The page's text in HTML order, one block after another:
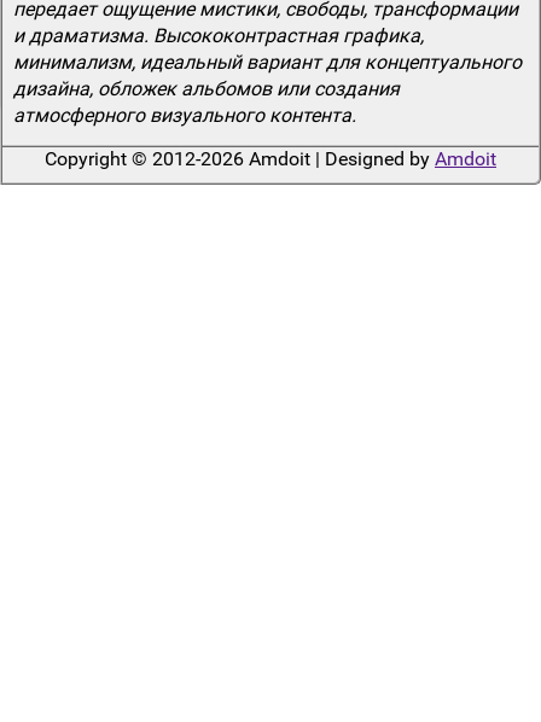
передает ощущение мистики, свободы, трансформации
и драматизма. Высококонтрастная графика,
минимализм, идеальный вариант для концептуального
дизайна, обложек альбомов или создания
атмосферного визуального контента.
Copyright © 2012-2026 Amdoit | Designed by Amdoit